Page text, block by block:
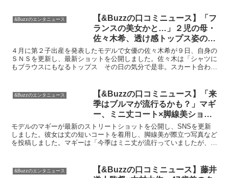
&Buzzのエンタニュース
【&Buzzの口コミニュース】「フ
ランスの美女かと…」２児の母・
佐々木希、透け感トップス姿の美
貌に「国宝級」「絵画みたいに美
しい」 : スポーツ報知
４月に第２子出産を発表したモデルで女優の佐々木希が９日、自身の
ＳＮＳを更新し、最新ショットを公開しました。佐々木は「シャツに
もブラウスにもなるトップス その日の気分で是非。スカート合わせ
&Buzzのエンタニュース
【&Buzzの口コミニュース】「来
季はブルマが流行るかも？」マギ
ー、ミニ丈コート×脚線美ショッ
トに「バチバチにカッコイイ」
「最高です」の声 : スポーツ報知
モデルのマギーが最新のストリートショットを公開し、SNSを更新
しました。彼女は丈の短いコートを着用し、脚線美が際立つ写真など
を投稿しました。マギーは「今季はミニ丈が流行っていましたが、来
&Buzzのエンタニュース
【&Buzzの口コミニュース】藤井